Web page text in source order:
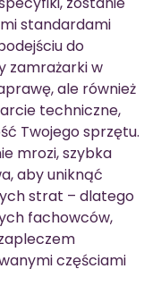
standardami
do
zamrażarki w
ale również
techniczne,
Twojego sprzętu.
mrozi, szybka
aby uniknąć
strat – dlatego
fachowców,
częściami